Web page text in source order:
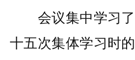
会议集中学习了
十五次集体学习时